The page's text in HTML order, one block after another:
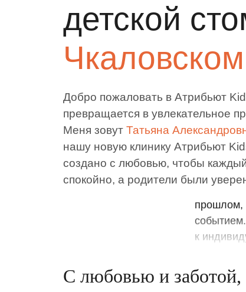
детской
Чкаловском
Добро пожаловать в Атрибьют
превращается в увлекательное
Меня зовут Татьяна
нашу новую клинику Атрибьют
создано с любовью, чтобы
спокойно, а родители были
В нашей
к
принципы.
Мы
вашему
С любовью и заботой,